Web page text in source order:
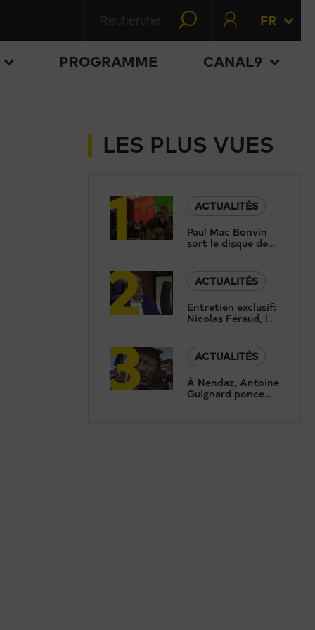
FR
PROGRAMME CANAL9
LES PLUS VUES
1
ACTUALITÉS
Paul Mac Bonvin
sort le disque de
sa fille, trois ans
disparition
2
ACTUALITÉS
Entretien exclusif:
Nicolas Féraud, le
répond aux
questions de
Canal9
3
ACTUALITÉS
À Nendaz, Antoine
Guignard ponce
des portraits pour